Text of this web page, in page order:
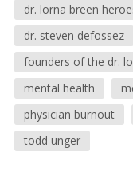
dr. lorna breen
dr. steven defossez
founders of the dr.
mental health
physician burnout
todd unger